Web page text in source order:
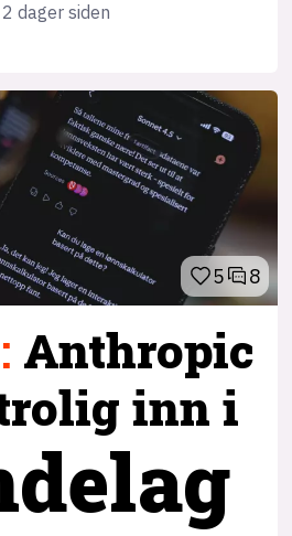
2 dager siden
5 8
: Anthropic
inn i